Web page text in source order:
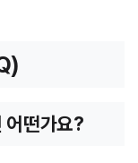
어떤가요?